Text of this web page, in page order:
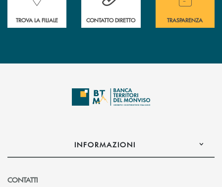
TROVA LA FILIALE CONTATTO DIRETTO TRASPARENZA
INFORMAZIONI
CONTATTI